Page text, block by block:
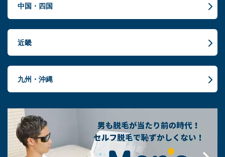
中国・四国
近畿
九州・沖縄